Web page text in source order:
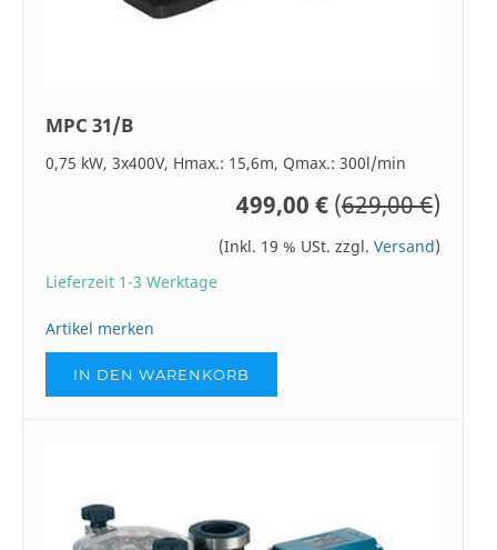
MPC 31/B
0,75 kW, 3x400V, Hmax.: 15,6m, Qmax.: 300l/min
499,00 € (629,00 €)
(Inkl. 19 % USt. zzgl. Versand)
Lieferzeit 1-3 Werktage
Artikel merken
IN DEN WARENKORB